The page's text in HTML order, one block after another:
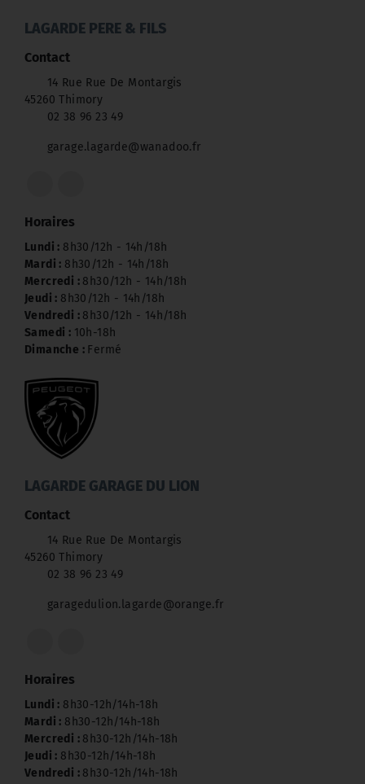
LAGARDE PERE & FILS
Contact
14 Rue Rue De Montargis
45260 Thimory
02 38 96 23 49
garage.lagarde@wanadoo.fr
Horaires
Lundi : 8h30/12h - 14h/18h
Mardi : 8h30/12h - 14h/18h
Mercredi : 8h30/12h - 14h/18h
Jeudi : 8h30/12h - 14h/18h
Vendredi : 8h30/12h - 14h/18h
Samedi : 10h-18h
Dimanche : Fermé
LAGARDE GARAGE DU LION
Contact
14 Rue Rue De Montargis
45260 Thimory
02 38 96 23 49
garagedulion.lagarde@orange.fr
Horaires
Lundi : 8h30-12h/14h-18h
Mardi : 8h30-12h/14h-18h
Mercredi : 8h30-12h/14h-18h
Jeudi : 8h30-12h/14h-18h
Vendredi : 8h30-12h/14h-18h